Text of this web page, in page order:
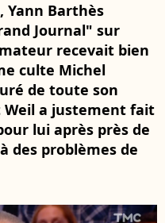
Yann Barthès
Journal" sur
recevait bien
culte Michel
de toute son
Weil a justement fait
lui après près de
des problèmes de